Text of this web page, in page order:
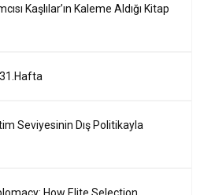
Kaşlılar’ın Kaleme Aldığı Kitap
Seviyesinin Dış Politikayla
How Elite Selection